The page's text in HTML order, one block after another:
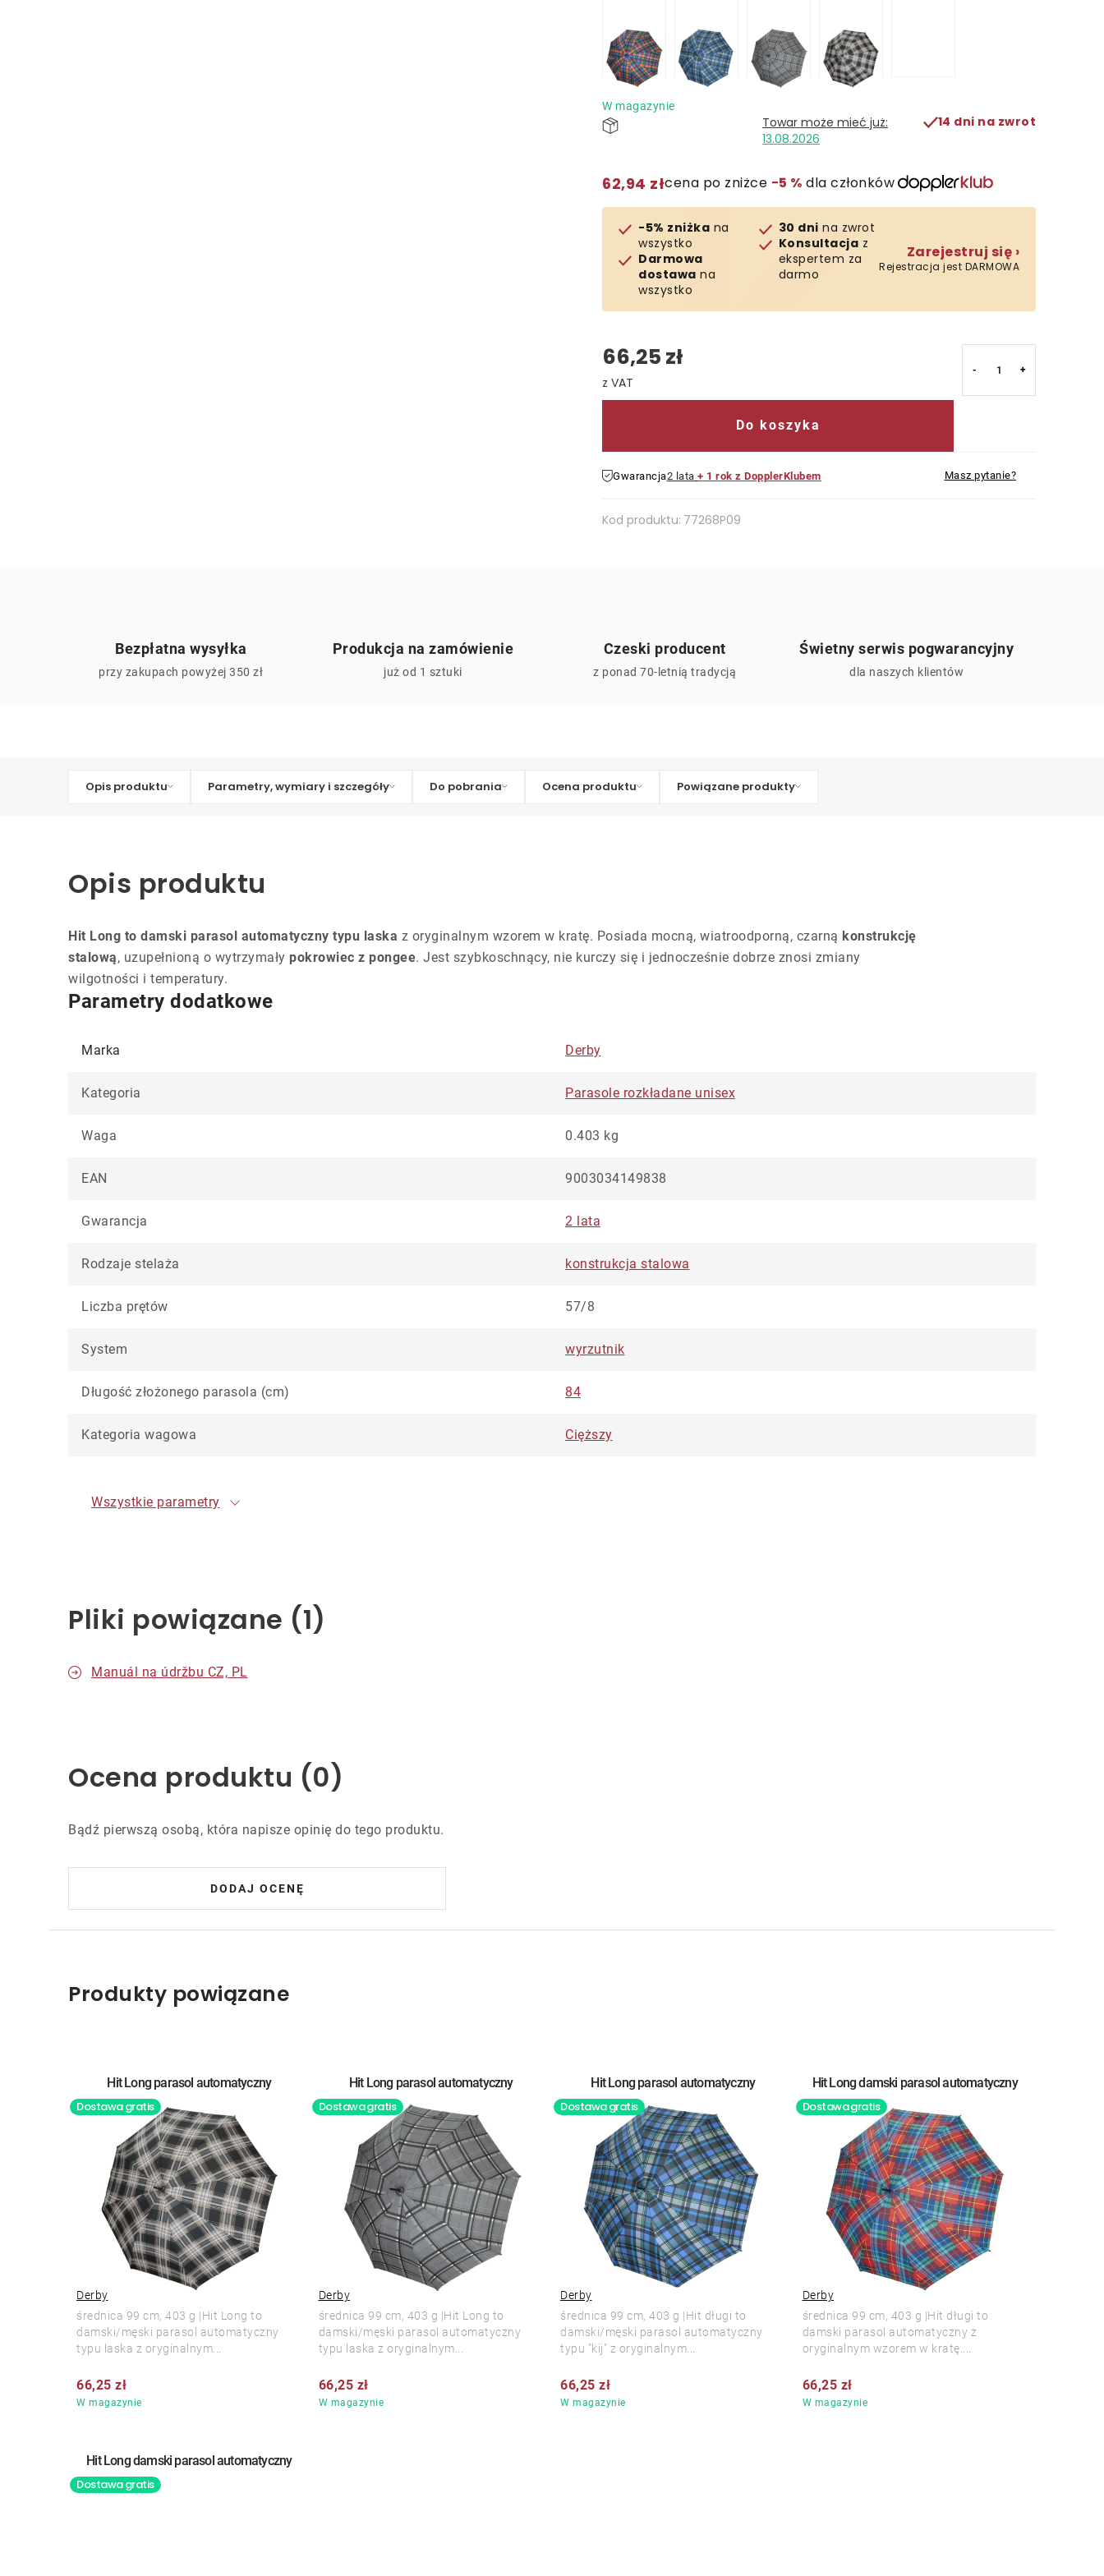
W magazynie
13.08.2026
14 dni na zwrot
62,94 złcena po zniżce −5 % dla członków
-5% zniżka na
wszystko
Darmowa
dostawa na
wszystko
30 dni na zwrot
Konsultacja z
ekspertem za
darmo
Zarejestruj się ›
Rejestracja jest DARMOWA
66,25 zł
Cena jednostkowa:
Do koszyka
Gwarancja2 lata + 1 rok z DopplerKlubem Masz pytanie?
Kod produktu: 77268P09
Bezpłatna wysyłka
przy zakupach powyżej 350 zł
Produkcja na zamówienie
już od 1 sztuki
Czeski producent
z ponad 70-letnią tradycją
Świetny serwis pogwarancyjny
dla naszych klientów
Opis produktu Parametry, wymiary i szczegóły Do pobrania Ocena produktu Powiązane produkty
Opis produktu
Hit Long to damski parasol automatyczny typu laska z oryginalnym wzorem w kratę. Posiada mocną, wiatroodporną, czarną konstrukcję
stalową, uzupełnioną o wytrzymały pokrowiec z pongee. Jest szybkoschnący, nie kurczy się i jednocześnie dobrze znosi zmiany
wilgotności i temperatury.
Parametry dodatkowe
Marka Derby
Kategoria Parasole rozkładane unisex
Waga 0.403 kg
EAN 9003034149838
Gwarancja 2 lata
Rodzaje stelaża konstrukcja stalowa
Liczba prętów 57/8
System wyrzutnik
Długość złożonego parasola (cm) 84
Kategoria wagowa Cięższy
Wszystkie parametry
Pliki powiązane (1)
Manuál na údržbu CZ, PL
Ocena produktu (0)
Bądź pierwszą osobą, która napisze opinię do tego produktu.
DODAJ OCENĘ
Produkty powiązane
Hit Long parasol automatyczny
Dostawa gratis
Derby
W magazynie
66,25 zł
średnica 99 cm, 403 g |Hit Long to
damski/męski parasol automatyczny
typu laska z oryginalnym...
Hit Long parasol automatyczny
Dostawa gratis
Derby
W magazynie
66,25 zł
średnica 99 cm, 403 g |Hit Long to
damski/męski parasol automatyczny
typu laska z oryginalnym...
Hit Long parasol automatyczny
Dostawa gratis
Derby
W magazynie
66,25 zł
średnica 99 cm, 403 g |Hit długi to
damski/męski parasol automatyczny
typu "kij" z oryginalnym...
Hit Long damski parasol automatyczny
Dostawa gratis
Derby
W magazynie
66,25 zł
średnica 99 cm, 403 g |Hit długi to
damski parasol automatyczny z
oryginalnym wzorem w kratę....
Hit Long damski parasol automatyczny
Dostawa gratis